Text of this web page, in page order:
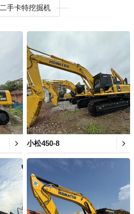
二手卡特挖掘机
小松450-8